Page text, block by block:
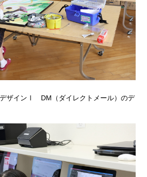
ザインⅠ DM（ダイレクトメール）のデ